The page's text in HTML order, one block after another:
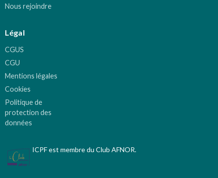
Nous rejoindre
Légal
CGUS
CGU
Mentions légales
Cookies
Politique de
protection des
données
ICPF est membre du Club AFNOR.